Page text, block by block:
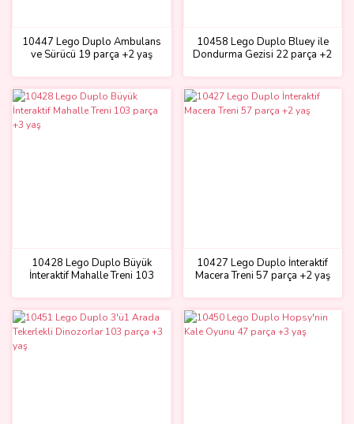
10447 Lego Duplo Ambulans
ve Sürücü 19 parça +2 yaş
10458 Lego Duplo Bluey ile
Dondurma Gezisi 22 parça +2
10428 Lego Duplo Büyük
İnteraktif Mahalle Treni 103
10427 Lego Duplo İnteraktif
Macera Treni 57 parça +2 yaş